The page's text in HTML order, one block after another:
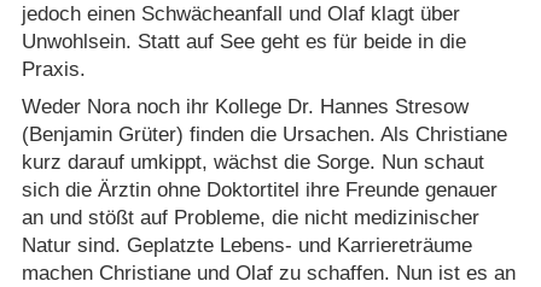
jedoch einen Schwächeanfall und Olaf klagt über
Unwohlsein. Statt auf See geht es für beide in die
Praxis.
Weder Nora noch ihr Kollege Dr. Hannes Stresow
(Benjamin Grüter) finden die Ursachen. Als Christiane
kurz darauf umkippt, wächst die Sorge. Nun schaut
sich die Ärztin ohne Doktortitel ihre Freunde genauer
an und stößt auf Probleme, die nicht medizinischer
Natur sind. Geplatzte Lebens- und Karriereträume
machen Christiane und Olaf zu schaffen. Nun ist es an